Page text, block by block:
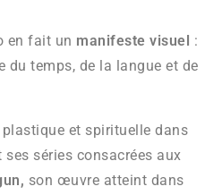
en fait un manifeste visuel :
du temps, de la langue et de
et spirituelle dans
séries consacrées aux
son œuvre atteint dans